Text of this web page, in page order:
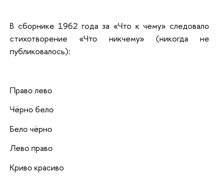
В сборнике 1962 года за «Что к чему» следовало
стихотворение «Что никчему» (никогда не
публиковалось):
Право лево
Чёрно бело
Бело чёрно
Лево право
Криво красиво